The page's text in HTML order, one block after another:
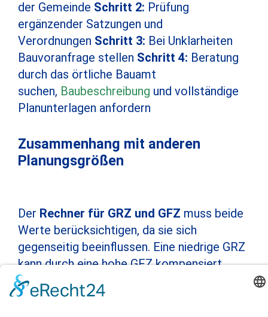
der Gemeinde Schritt 2: Prüfung
ergänzender Satzungen und
Verordnungen Schritt 3: Bei Unklarheiten
Bauvoranfrage stellen Schritt 4: Beratung
durch das örtliche Bauamt
suchen, Baubeschreibung und vollständige
Planunterlagen anfordern
Zusammenhang mit anderen
Planungsgrößen
Der Rechner für GRZ und GFZ muss beide
Werte berücksichtigen, da sie sich
gegenseitig beeinflussen. Eine niedrige GRZ
kann durch eine hohe GFZ kompensiert
werden und umgekehrt.